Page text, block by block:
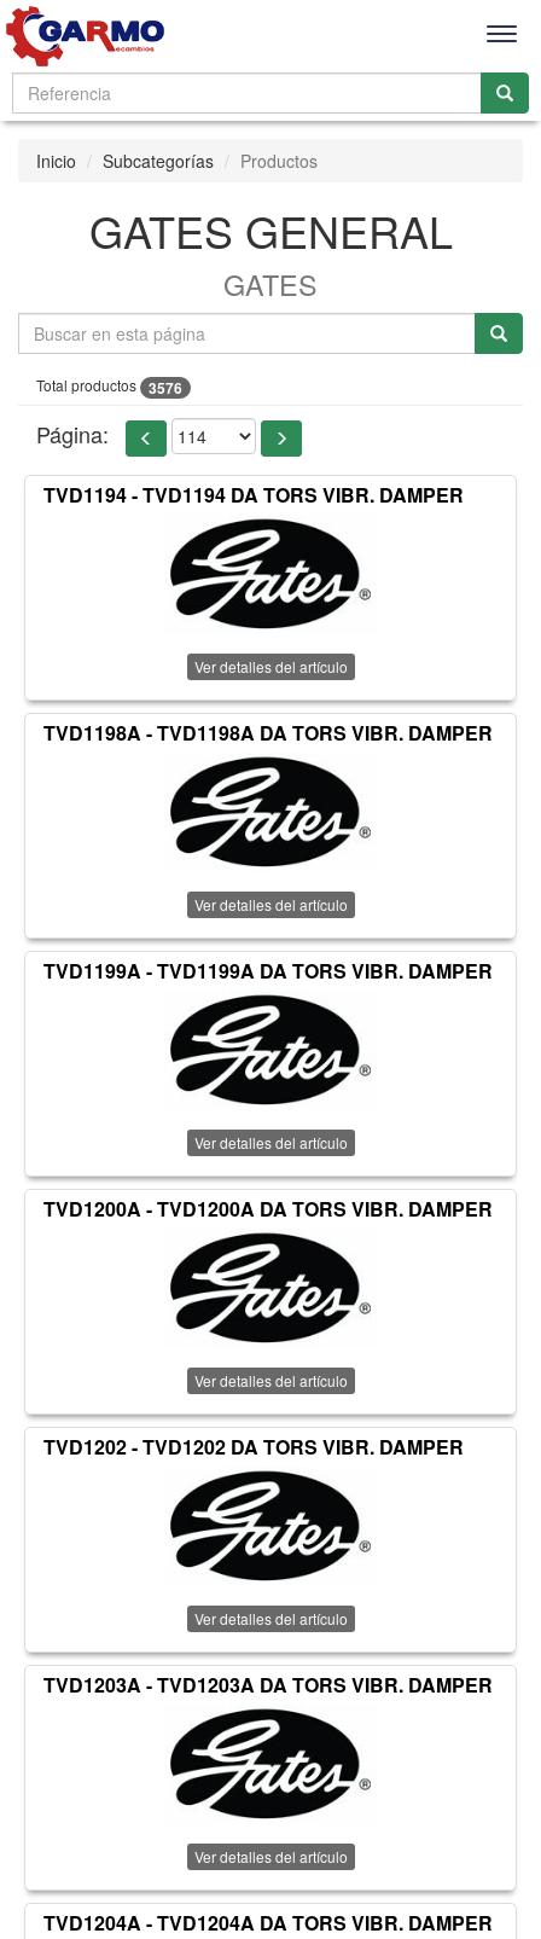
Inicio Subcategorías Productos
GATES GENERAL
GATES
Total productos 3576
Página:
TVD1194 - TVD1194 DA TORS VIBR. DAMPER
Ver detalles del artículo
TVD1198A - TVD1198A DA TORS VIBR. DAMPER
Ver detalles del artículo
TVD1199A - TVD1199A DA TORS VIBR. DAMPER
Ver detalles del artículo
TVD1200A - TVD1200A DA TORS VIBR. DAMPER
Ver detalles del artículo
TVD1202 - TVD1202 DA TORS VIBR. DAMPER
Ver detalles del artículo
TVD1203A - TVD1203A DA TORS VIBR. DAMPER
Ver detalles del artículo
TVD1204A - TVD1204A DA TORS VIBR. DAMPER